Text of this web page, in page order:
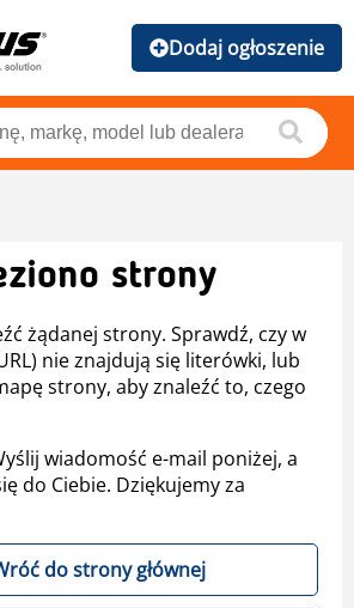
Dodaj ogłoszenie
strony
żądanej strony. Sprawdź, czy w
nie znajdują się literówki, lub
strony, aby znaleźć to, czego
wiadomość e-mail poniżej, a
do Ciebie. Dziękujemy za
do strony głównej